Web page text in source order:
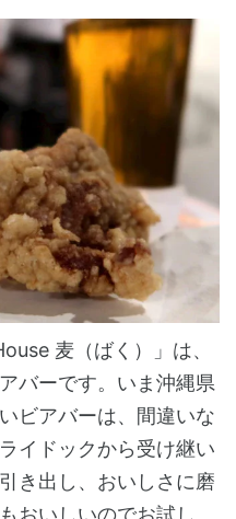
麦（ばく）」は、
バーです。いま沖縄県
ビアバーは、間違いな
イドックから受け継い
き出し、おいしさに磨